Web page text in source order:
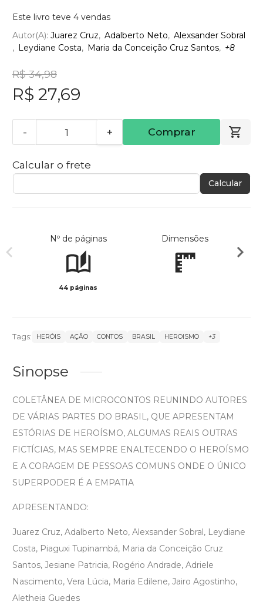
Este livro teve 4 vendas
Autor(a): Juarez Cruz Adalberto Neto
Alexsander Sobral
Leydiane Costa
Maria da Conceição Cruz Santos +8
R$ 34,98
R$ 27,69
- + Comprar
Calcular o frete
Calcular
Nº de páginas
44 páginas
Dimensões
Tags: HERÓIS AÇÃO CONTOS BRASIL HEROISMO +3
Sinopse
COLETÂNEA DE MICROCONTOS REUNINDO AUTORES
DE VÁRIAS PARTES DO BRASIL, QUE APRESENTAM
ESTÓRIAS DE HEROÍSMO, ALGUMAS REAIS OUTRAS
FICTÍCIAS, MAS SEMPRE ENALTECENDO O HEROÍSMO
E A CORAGEM DE PESSOAS COMUNS ONDE O ÚNICO
SUPERPODER É A EMPATIA
APRESENTANDO:
Juarez Cruz, Adalberto Neto, Alexsander Sobral, Leydiane
Costa, Piaguxi Tupinambá, Maria da Conceição Cruz
Santos, Jesiane Patricia, Rogério Andrade, Adriele
Nascimento, Vera Lúcia, Maria Edilene, Jairo Agostinho,
Aletheia Guedes